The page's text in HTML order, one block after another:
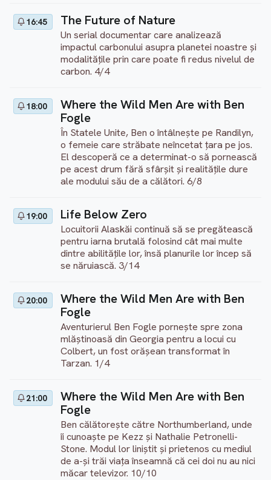
16:45 The Future of Nature
Un serial documentar care analizează
impactul carbonului asupra planetei noastre și
modalitățile prin care poate fi redus nivelul de
carbon. 4/4
18:00
Where the Wild Men Are with Ben
Fogle
În Statele Unite, Ben o întâlnește pe Randilyn,
o femeie care străbate neîncetat țara pe jos.
El descoperă ce a determinat-o să pornească
pe acest drum fără sfârșit și realitățile dure
ale modului său de a călători. 6/8
19:00 Life Below Zero
Locuitorii Alaskăi continuă să se pregătească
pentru iarna brutală folosind cât mai multe
dintre abilitățile lor, însă planurile lor încep să
se năruiască. 3/14
20:00
Where the Wild Men Are with Ben
Fogle
Aventurierul Ben Fogle pornește spre zona
mlăștinoasă din Georgia pentru a locui cu
Colbert, un fost orășean transformat în
Tarzan. 1/4
21:00
Where the Wild Men Are with Ben
Fogle
Ben călătorește către Northumberland, unde
îi cunoaște pe Kezz și Nathalie Petronelli-
Stone. Modul lor liniștit și prietenos cu mediul
de a-și trăi viața înseamnă că cei doi nu au nici
măcar televizor. 10/10